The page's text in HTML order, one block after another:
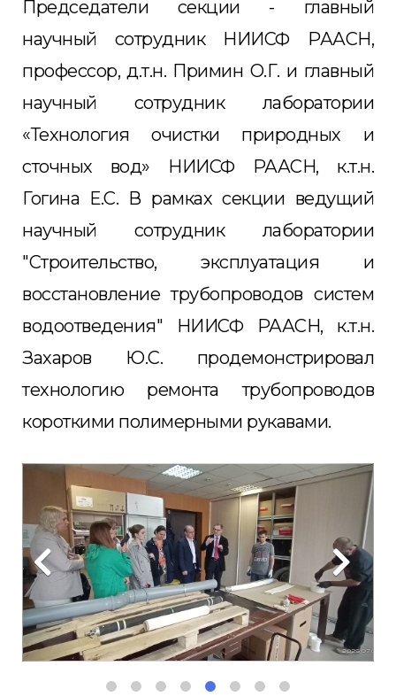
Председатели секции - главный
научный сотрудник НИИСФ РААСН,
профессор, д.т.н. Примин О.Г. и главный
научный сотрудник лаборатории
«Технология очистки природных и
сточных вод» НИИСФ РААСН, к.т.н.
Гогина Е.С. В рамках секции ведущий
научный сотрудник лаборатории
"Строительство, эксплуатация и
восстановление трубопроводов систем
водоотведения" НИИСФ РААСН, к.т.н.
Захаров Ю.С. продемонстрировал
технологию ремонта трубопроводов
короткими полимерными рукавами.